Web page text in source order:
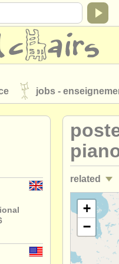
jobs -
instruments
conservatoires
contactez
find out about
related
jobs -
stages/
stages/
+
−